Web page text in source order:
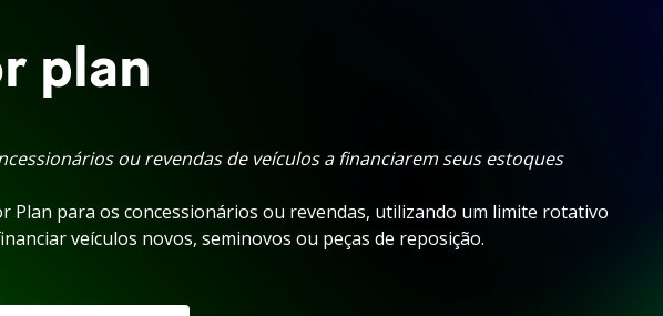
plan
ou revendas de veículos a financiarem seus estoques
Plan para os concessionários ou revendas, utilizando um limite rotativo
veículos novos, seminovos ou peças de reposição.